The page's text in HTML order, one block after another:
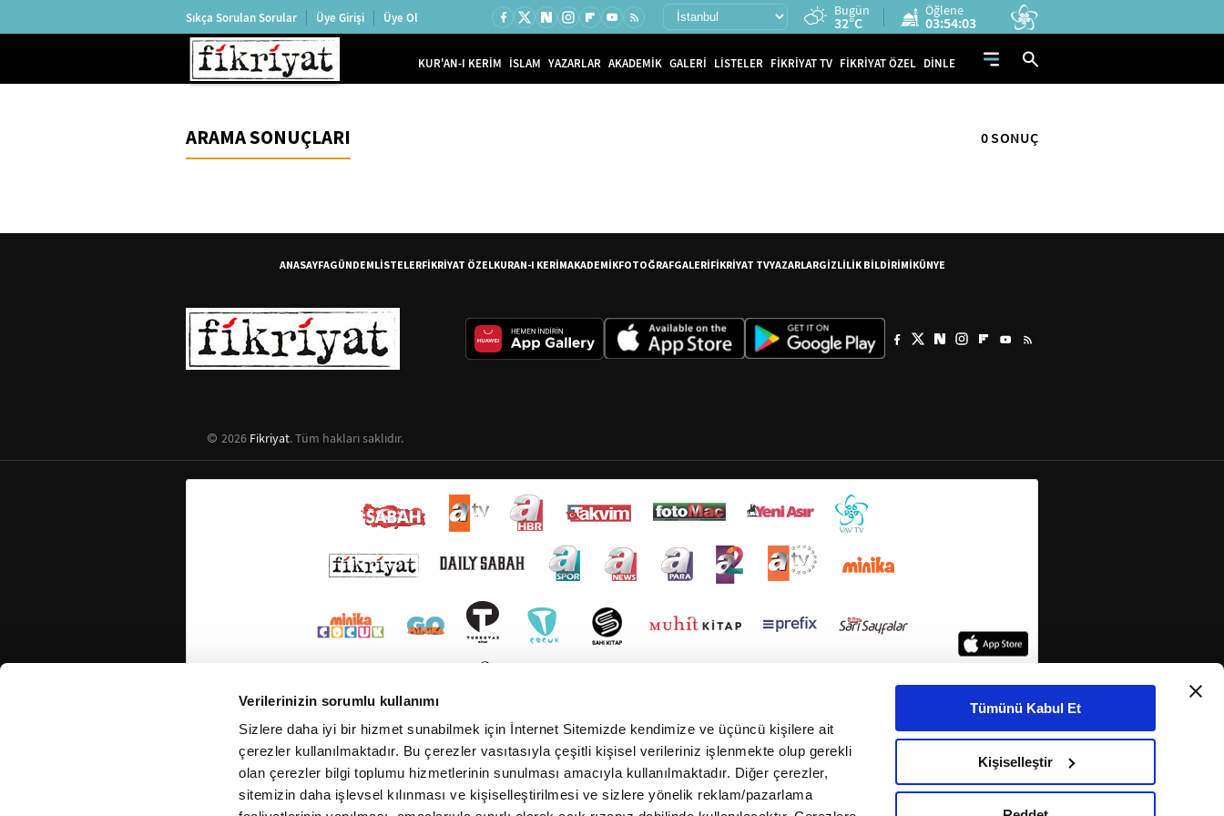
Verilerinizin sorumlu kullanımı
Sizlere daha iyi bir hizmet sunabilmek için İnternet Sitemizde kendimize ve üçüncü kişilere ait
çerezler kullanılmaktadır. Bu çerezler vasıtasıyla çeşitli kişisel verileriniz işlenmekte olup gerekli
olan çerezler bilgi toplumu hizmetlerinin sunulması amacıyla kullanılmaktadır. Diğer çerezler,
sitemizin daha işlevsel kılınması ve kişiselleştirilmesi ve sizlere yönelik reklam/pazarlama
Tümünü Kabul Et
Kişiselleştir
Sıkça Sorulan Sorular Üye Girişi Üye Ol Bugün
32°C
Öğlene
03:54:03
KUR'AN-I KERİM İSLAM YAZARLAR AKADEMİK GALERİ LİSTELER FİKRİYAT TV FİKRİYAT ÖZEL DİNLE
ARAMA SONUÇLARI 0 SONUÇ
ANASAYFAGÜNDEMLİSTELERFİKRİYAT ÖZELKURAN-I KERİMAKADEMİKFOTOĞRAFGALERİFİKRİYAT TVYAZARLARGİZLİLİK BİLDİRİMİKÜNYE
2026 Fikriyat. Tüm hakları saklıdır.